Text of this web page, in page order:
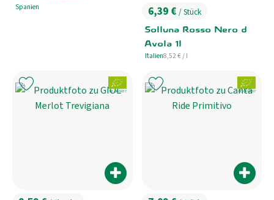
, Herkunft:
Spanien
, Preis:
6,39 € / Stück
Solluna Rosso Nero d
Avola 1l
, Herkunft:
Italien, Referenzpreis:
8,52 € / l
Produkt zum Warenkorb hinzufügen
, Verband:
, Kontrollstelle:
DE-ÖKO-037
Produkt zu Favouriten hinzufügen
, Verband:
, Kontrollstelle:
DE-ÖKO-007
Produkt zu Favouriten hinzufügen